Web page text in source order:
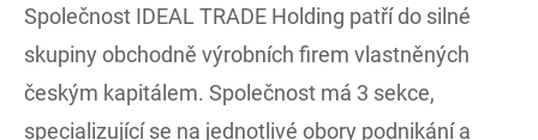
Společnost IDEAL TRADE Holding patří do silné
skupiny obchodně výrobních firem vlastněných
českým kapitálem. Společnost má 3 sekce,
specializující se na jednotlivé obory podnikání a